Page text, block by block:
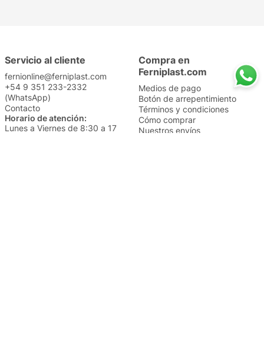
Servicio al cliente
fernionline@ferniplast.com
+54 9 351 233-2332
(WhatsApp)
Contacto
Horario de atención:
Lunes a Viernes de 8:30 a 17
Compra en
Ferniplast.com
Medios de pago
Botón de arrepentimiento
Términos y condiciones
Cómo comprar
Nuestros envíos